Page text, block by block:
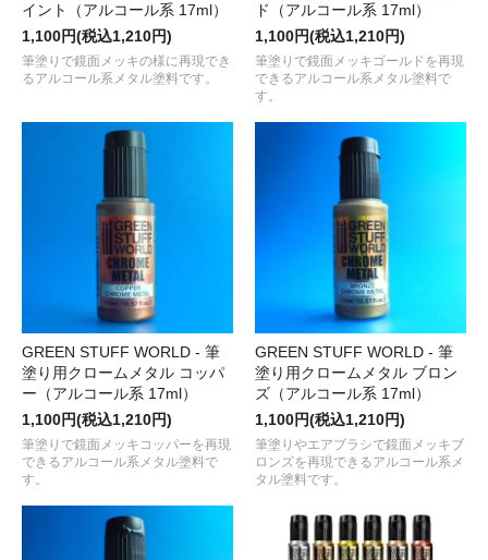
イント（アルコール系 17ml）
1,100円(税込1,210円)
筆塗りで鏡面メッキの様に再現でき
るアルコール系メタル塗料です。
ド（アルコール系 17ml）
1,100円(税込1,210円)
筆塗りで鏡面メッキゴールドを再現
できるアルコール系メタル塗料で
す。
GREEN STUFF WORLD - 筆
塗り用クロームメタル コッパ
ー（アルコール系 17ml）
1,100円(税込1,210円)
筆塗りで鏡面メッキコッパーを再現
できるアルコール系メタル塗料で
す。
GREEN STUFF WORLD - 筆
塗り用クロームメタル ブロン
ズ（アルコール系 17ml）
1,100円(税込1,210円)
筆塗りやエアブラシで鏡面メッキブ
ロンズを再現できるアルコール系メ
タル塗料です。